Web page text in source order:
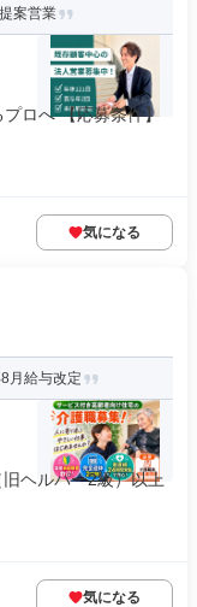
案営業
ロへ 【応募条件】
気になる
月給与改定
ヘルパー2級）以上
気になる